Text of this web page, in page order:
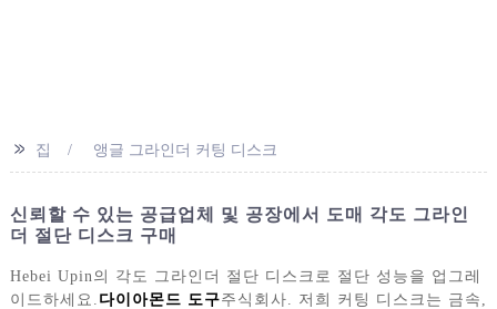
>> 집 앵글 그라인더 커팅 디스크
신뢰할 수 있는 공급업체 및 공장에서 도매 각도 그라인
더 절단 디스크 구매
Hebei Upin의 각도 그라인더 절단 디스크로 절단 성능을 업그레
이드하세요. 다이아몬드 도구주식회사. 저희 커팅 디스크는 금속,